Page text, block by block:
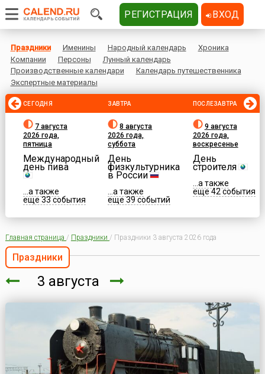
Праздники Именины Народный календарь
Хроника
Компании
Персоны
Лунный календарь
Производственные календари
Календарь путешественника
Экспертные материалы
СЕГОДНЯ
7 августа
2026 года,
пятница
Международный
день пива
...а также
еще 33 события
ЗАВТРА
8 августа
2026 года,
суббота
День
физкультурника
в России
...а также
еще 39 событий
ПОСЛЕЗАВТРА
9 августа
2026 года,
воскресенье
День
строителя
...а также
еще 42 события
Главная страница / Праздники / Праздники 3 августа 2026 года
Праздники
3 августа
РЕГИСТРАЦИЯ ВХОД